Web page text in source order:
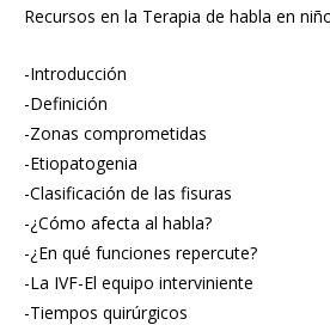
Recursos en la Terapia de habla en
-Introducción
-Definición
-Zonas comprometidas
-Etiopatogenia
-Clasificación de las fisuras
-¿Cómo afecta al habla?
-¿En qué funciones repercute?
-La IVF-El equipo interviniente
-Tiempos quirúrgicos